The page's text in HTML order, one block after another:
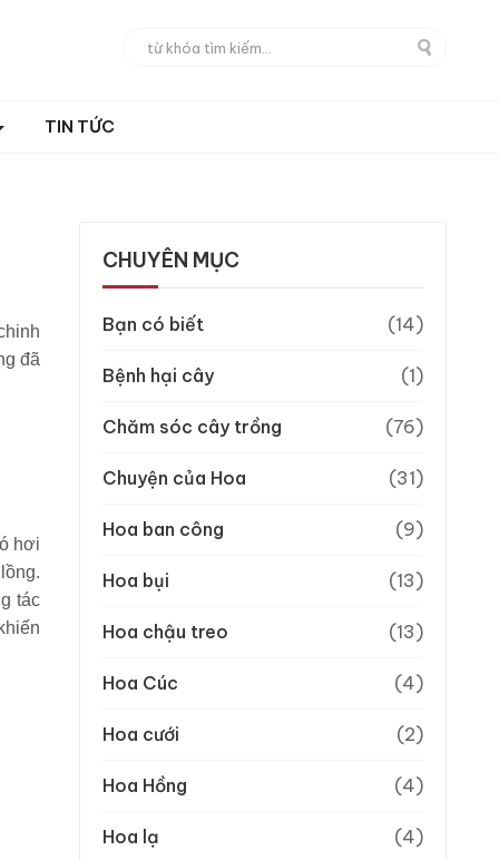
TIN TỨC
đã
hơi
tác
CHUYÊN MỤC
Bạn có biết (14)
Bệnh hại cây (1)
Chăm sóc cây trồng (76)
Chuyện của Hoa (31)
Hoa ban công (9)
Hoa bụi (13)
Hoa chậu treo (13)
Hoa Cúc (4)
Hoa cưới (2)
Hoa Hồng (4)
Hoa lạ (4)